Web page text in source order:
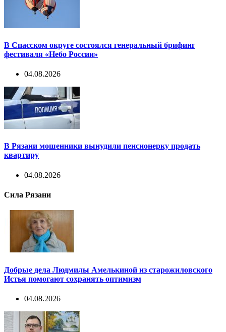
В Спасском округе состоялся генеральный брифинг
фестиваля «Небо России»
04.08.2026
В Рязани мошенники вынудили пенсионерку продать
квартиру
04.08.2026
Сила Рязани
Добрые дела Людмилы Амелькиной из старожиловского
Истья помогают сохранять оптимизм
04.08.2026